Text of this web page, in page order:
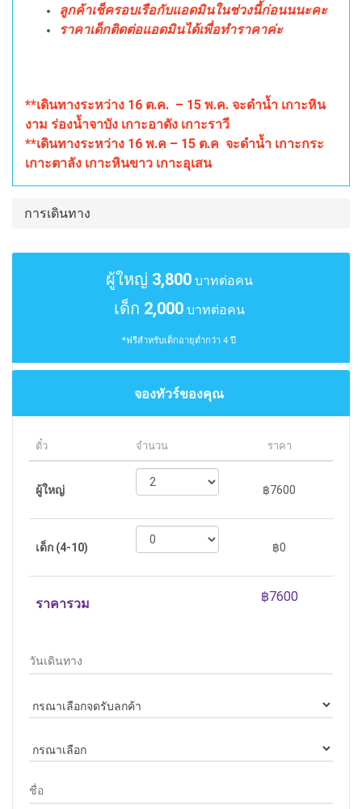
ลูกค้าเช็ครอบเรือกับแอดมินในช่วงนี้ก่อนนนะคะ
ราคาเด็กติดต่อแอดมินได้เพื่อทำราคาค่ะ
**เดินทางระหว่าง 16 ต.ค. – 15 พ.ค. จะดำน้ำ เกาะหิน
งาม ร่องน้ำจาบัง เกาะอาดัง เกาะราวี
**เดินทางระหว่าง 16 พ.ค – 15 ต.ค จะดำน้ำ เกาะกระ
เกาะตาลัง เกาะหินขาว เกาะอุเสน
การเดินทาง
ผู้ใหญ่ 3,800บาทต่อคน
เด็ก 2,000บาทต่อคน
*ฟรีสำหรับเด็กอายุต่ำกว่า 4 ปี
จองทัวร์ของคุณ
ตั๋ว จำนวน ราคา
ราคารวม
ผู้ใหญ่ ฿7600
เด็ก (4-10) ฿0